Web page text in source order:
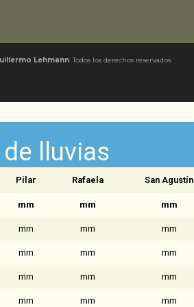
Lehmann. Todos los derechos reservados.
lluvias
Pilar Rafaela San Agustín
mm mm mm
mm mm mm
mm mm mm
mm mm mm
mm mm mm